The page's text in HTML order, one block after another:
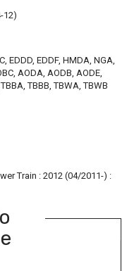
12)
EDDD, EDDF, HMDA, NGA,
AODA, AODB, AODE,
TBBB, TBWA, TBWB
Train : 2012 (04/2011-) :